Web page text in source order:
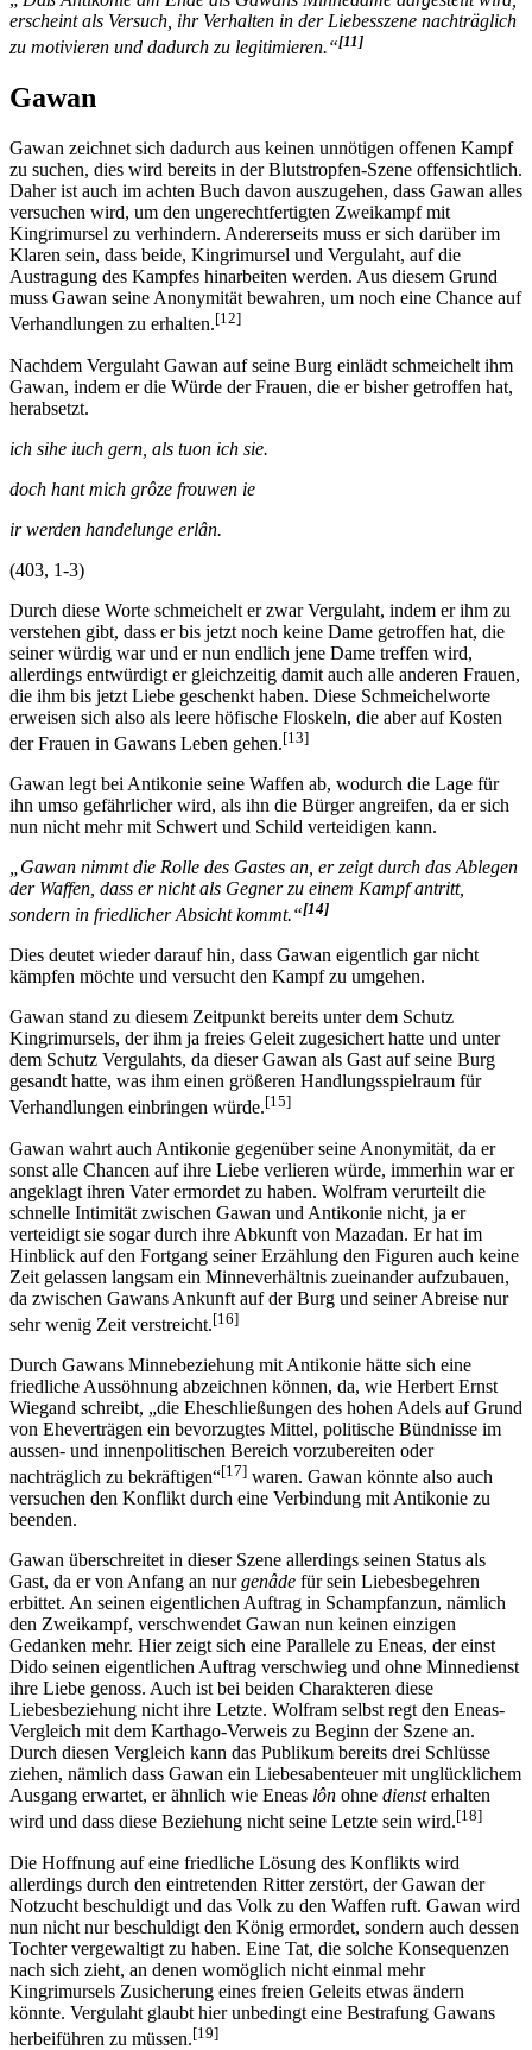
erscheint als Versuch, ihr Verhalten in der Liebesszene nachträglich
zu motivieren und dadurch zu legitimieren.“[11]
Gawan
Gawan zeichnet sich dadurch aus keinen unnötigen offenen Kampf
zu suchen, dies wird bereits in der Blutstropfen-Szene offensichtlich.
Daher ist auch im achten Buch davon auszugehen, dass Gawan alles
versuchen wird, um den ungerechtfertigten Zweikampf mit
Kingrimursel zu verhindern. Andererseits muss er sich darüber im
Klaren sein, dass beide, Kingrimursel und Vergulaht, auf die
Austragung des Kampfes hinarbeiten werden. Aus diesem Grund
muss Gawan seine Anonymität bewahren, um noch eine Chance auf
Verhandlungen zu erhalten.[12]
Nachdem Vergulaht Gawan auf seine Burg einlädt schmeichelt ihm
Gawan, indem er die Würde der Frauen, die er bisher getroffen hat,
herabsetzt.
ich sihe iuch gern, als tuon ich sie.
doch hant mich grôze frouwen ie
ir werden handelunge erlân.
(403, 1-3)
Durch diese Worte schmeichelt er zwar Vergulaht, indem er ihm zu
verstehen gibt, dass er bis jetzt noch keine Dame getroffen hat, die
seiner würdig war und er nun endlich jene Dame treffen wird,
allerdings entwürdigt er gleichzeitig damit auch alle anderen Frauen,
die ihm bis jetzt Liebe geschenkt haben. Diese Schmeichelworte
erweisen sich also als leere höfische Floskeln, die aber auf Kosten
der Frauen in Gawans Leben gehen.[13]
Gawan legt bei Antikonie seine Waffen ab, wodurch die Lage für
ihn umso gefährlicher wird, als ihn die Bürger angreifen, da er sich
nun nicht mehr mit Schwert und Schild verteidigen kann.
„Gawan nimmt die Rolle des Gastes an, er zeigt durch das Ablegen
der Waffen, dass er nicht als Gegner zu einem Kampf antritt,
sondern in friedlicher Absicht kommt.“[14]
Dies deutet wieder darauf hin, dass Gawan eigentlich gar nicht
kämpfen möchte und versucht den Kampf zu umgehen.
Gawan stand zu diesem Zeitpunkt bereits unter dem Schutz
Kingrimursels, der ihm ja freies Geleit zugesichert hatte und unter
dem Schutz Vergulahts, da dieser Gawan als Gast auf seine Burg
gesandt hatte, was ihm einen größeren Handlungsspielraum für
Verhandlungen einbringen würde.[15]
Gawan wahrt auch Antikonie gegenüber seine Anonymität, da er
sonst alle Chancen auf ihre Liebe verlieren würde, immerhin war er
angeklagt ihren Vater ermordet zu haben. Wolfram verurteilt die
schnelle Intimität zwischen Gawan und Antikonie nicht, ja er
verteidigt sie sogar durch ihre Abkunft von Mazadan. Er hat im
Hinblick auf den Fortgang seiner Erzählung den Figuren auch keine
Zeit gelassen langsam ein Minneverhältnis zueinander aufzubauen,
da zwischen Gawans Ankunft auf der Burg und seiner Abreise nur
sehr wenig Zeit verstreicht.[16]
Durch Gawans Minnebeziehung mit Antikonie hätte sich eine
friedliche Aussöhnung abzeichnen können, da, wie Herbert Ernst
Wiegand schreibt, „die Eheschließungen des hohen Adels auf Grund
von Eheverträgen ein bevorzugtes Mittel, politische Bündnisse im
aussen- und innenpolitischen Bereich vorzubereiten oder
nachträglich zu bekräftigen“[17] waren. Gawan könnte also auch
versuchen den Konflikt durch eine Verbindung mit Antikonie zu
beenden.
Gawan überschreitet in dieser Szene allerdings seinen Status als
Gast, da er von Anfang an nurgenâde für sein Liebesbegehren
erbittet. An seinen eigentlichen Auftrag in Schampfanzun, nämlich
den Zweikampf, verschwendet Gawan nun keinen einzigen
Gedanken mehr. Hier zeigt sich eine Parallele zu Eneas, der einst
Dido seinen eigentlichen Auftrag verschwieg und ohne Minnedienst
ihre Liebe genoss. Auch ist bei beiden Charakteren diese
Liebesbeziehung nicht ihre Letzte. Wolfram selbst regt den Eneas-
Vergleich mit dem Karthago-Verweis zu Beginn der Szene an.
Durch diesen Vergleich kann das Publikum bereits drei Schlüsse
ziehen, nämlich dass Gawan ein Liebesabenteuer mit unglücklichem
Ausgang erwartet, er ähnlich wie Eneas lôn ohne diensterhalten
wird und dass diese Beziehung nicht seine Letzte sein wird.[18]
Die Hoffnung auf eine friedliche Lösung des Konflikts wird
allerdings durch den eintretenden Ritter zerstört, der Gawan der
Notzucht beschuldigt und das Volk zu den Waffen ruft. Gawan wird
nun nicht nur beschuldigt den König ermordet, sondern auch dessen
Tochter vergewaltigt zu haben. Eine Tat, die solche Konsequenzen
nach sich zieht, an denen womöglich nicht einmal mehr
Kingrimursels Zusicherung eines freien Geleits etwas ändern
könnte. Vergulaht glaubt hier unbedingt eine Bestrafung Gawans
herbeiführen zu müssen.[19]